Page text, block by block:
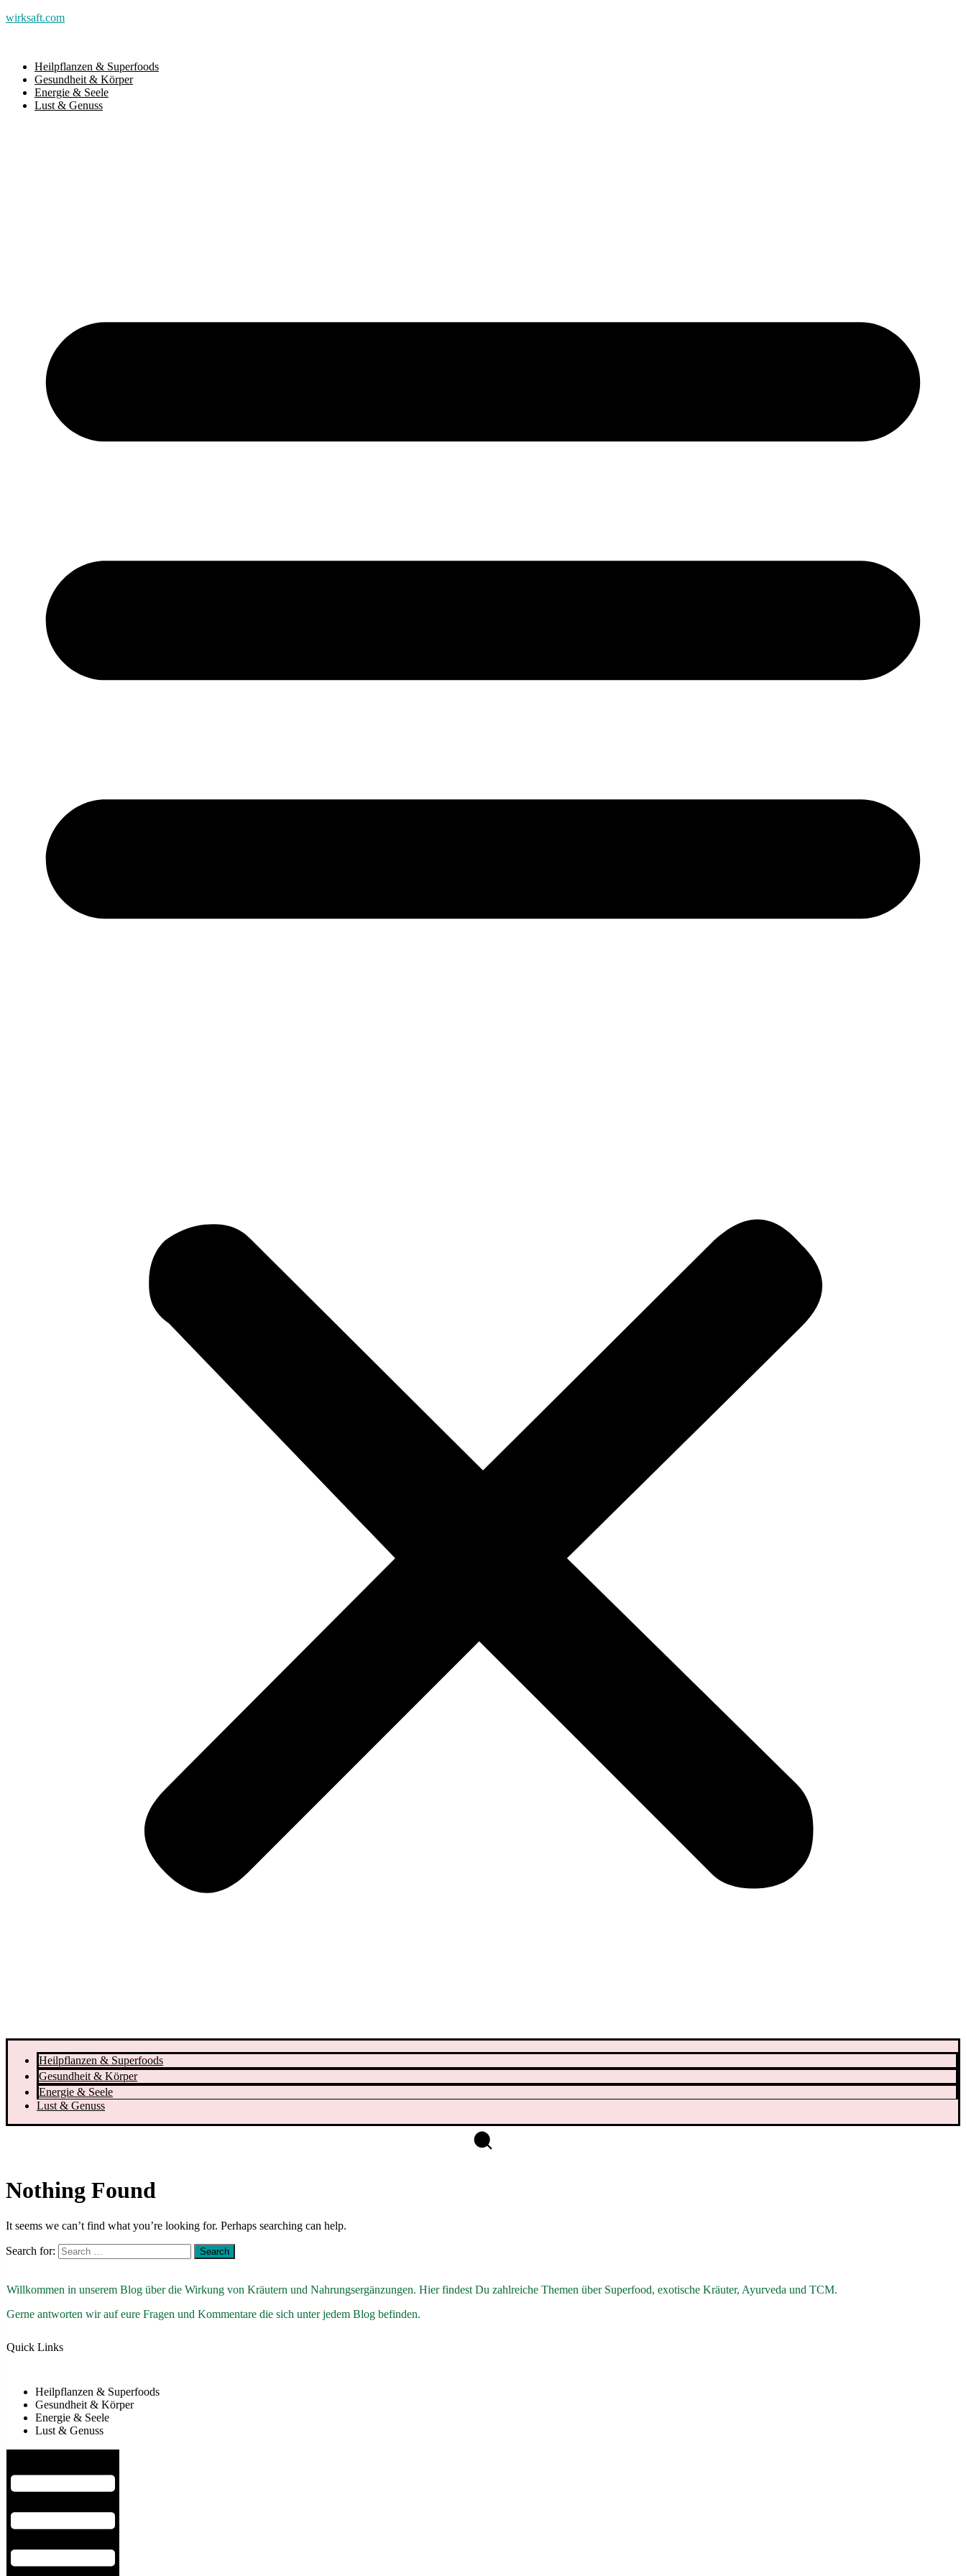
wirksaft.com
Heilpflanzen & Superfoods
Gesundheit & Körper
Energie & Seele
Lust & Genuss
Heilpflanzen & Superfoods
Gesundheit & Körper
Energie & Seele
Lust & Genuss
Nothing Found
It seems we can’t find what you’re looking for. Perhaps searching can help.
Search for:
Willkommen in unserem Blog über die Wirkung von Kräutern und Nahrungsergänzungen. Hier findest Du zahlreiche Themen über Superfood, exotische Kräuter, Ayurveda und TCM.
Gerne antworten wir auf eure Fragen und Kommentare die sich unter jedem Blog befinden.
Quick Links
Heilpflanzen & Superfoods
Gesundheit & Körper
Energie & Seele
Lust & Genuss